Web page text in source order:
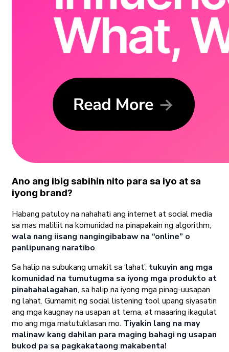
Ano ang ibig sabihin nito para sa iyo at sa
iyong brand?
Habang patuloy na nahahati ang internet at social media
sa mas maliliit na komunidad na pinapakain ng algorithm,
wala nang iisang nangingibabaw na “online” o
panlipunang naratibo.
Sa halip na subukang umakit sa ‘lahat’, tukuyin ang mga
komunidad na tumutugma sa iyong mga produkto at
pinahahalagahan, sa halip na iyong mga pinag-uusapan
ng lahat. Gumamit ng social listening tool upang siyasatin
ang mga kaugnay na usapan at tema, at maaaring ikagulat
mo ang mga matutuklasan mo. Tiyakin lang na may
malinaw kang dahilan para maging bahagi ng usapan
bukod pa sa pagkakataong makabenta!